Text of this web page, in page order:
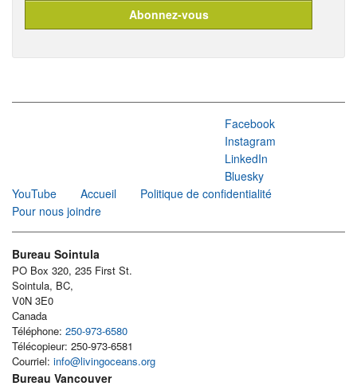
Facebook
Instagram
LinkedIn
Bluesky
YouTube
Accueil
Politique de confidentialité
Pour nous joindre
Bureau Sointula
PO Box 320, 235 First St.
Sointula, BC,
V0N 3E0
Canada
Téléphone: 250-973-6580
Télécopieur: 250-973-6581
Courriel: info@livingoceans.org
Bureau Vancouver